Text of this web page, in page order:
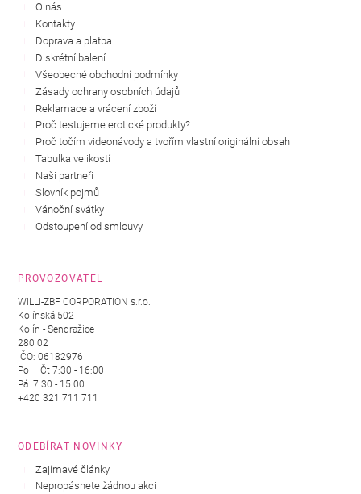
O nás
Kontakty
Doprava a platba
Diskrétní balení
Všeobecné obchodní podmínky
Zásady ochrany osobních údajů
Reklamace a vrácení zboží
Proč testujeme erotické produkty?
Proč točím videonávody a tvořím vlastní originální obsah
Tabulka velikostí
Naši partneři
Slovník pojmů
Vánoční svátky
Odstoupení od smlouvy
PROVOZOVATEL
WILLI-ZBF CORPORATION s.r.o.
Kolínská 502
Kolín - Sendražice
280 02
IČO: 06182976
Po – Čt 7:30 - 16:00
Pá: 7:30 - 15:00
+420 321 711 711
ODEBÍRAT NOVINKY
Zajímavé články
Nepropásnete žádnou akci